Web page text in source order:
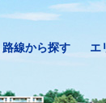
路線から探す エ